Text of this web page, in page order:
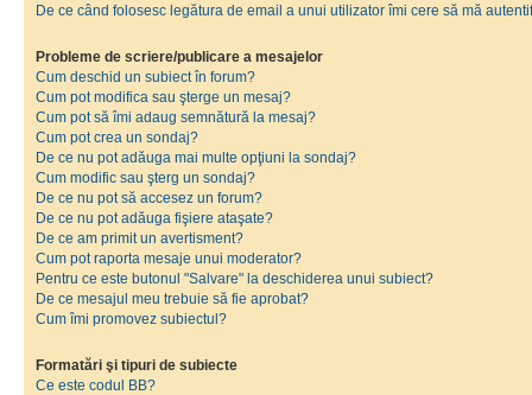
De ce când folosesc legătura de email a unui utilizator îmi cere să mă
Probleme de scriere/publicare a mesajelor
Cum deschid un subiect în forum?
Cum pot modifica sau şterge un mesaj?
Cum pot să îmi adaug semnătură la mesaj?
Cum pot crea un sondaj?
De ce nu pot adăuga mai multe opţiuni la sondaj?
Cum modific sau şterg un sondaj?
De ce nu pot să accesez un forum?
De ce nu pot adăuga fişiere ataşate?
De ce am primit un avertisment?
Cum pot raporta mesaje unui moderator?
Pentru ce este butonul "Salvare" la deschiderea unui subiect?
De ce mesajul meu trebuie să fie aprobat?
Cum îmi promovez subiectul?
Formatări şi tipuri de subiecte
Ce este codul BB?